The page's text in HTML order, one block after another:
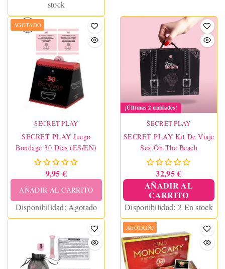
stock
AGOTADO
SECRET PLAY
SECRET PLAY Juego
Bondage 30 Días (ES/EN)
9,95 €
AÑADIR AL CARRITO
Disponibilidad: Agotado
¡Últimas 2 unidades!
SECRET PLAY
SECRET PLAY Kit De Viaje
Sex On The Beach
32,95 €
AÑADIR AL
CARRITO
Disponibilidad: 2 En stock
AGOTADO